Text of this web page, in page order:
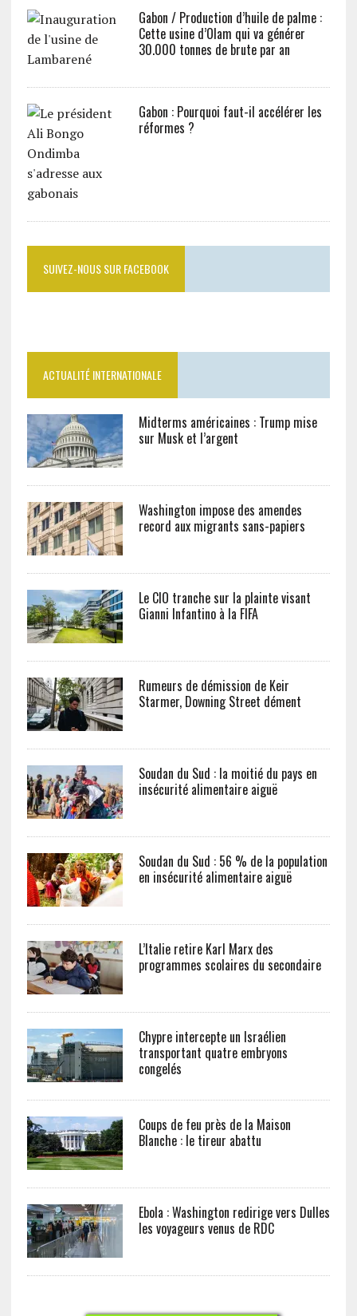
Gabon / Production d’huile de palme :
Cette usine d’Olam qui va générer
30.000 tonnes de brute par an
Gabon : Pourquoi faut-il accélérer les
réformes ?
SUIVEZ-NOUS SUR FACEBOOK
ACTUALITÉ INTERNATIONALE
Midterms américaines : Trump mise
sur Musk et l’argent
Washington impose des amendes
record aux migrants sans-papiers
Le CIO tranche sur la plainte visant
Gianni Infantino à la FIFA
Rumeurs de démission de Keir
Starmer, Downing Street dément
Soudan du Sud : la moitié du pays en
insécurité alimentaire aiguë
Soudan du Sud : 56 % de la population
en insécurité alimentaire aiguë
L’Italie retire Karl Marx des
programmes scolaires du secondaire
Chypre intercepte un Israélien
transportant quatre embryons
congelés
Coups de feu près de la Maison
Blanche : le tireur abattu
Ebola : Washington redirige vers Dulles
les voyageurs venus de RDC